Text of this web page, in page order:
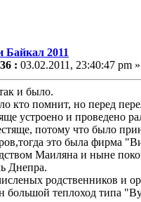
Байкал 2011
: 03.02.2011, 23:40:47 pm »
и было.
кто помнит, но перед
устроено и проведено
потому что было
это была фирма
Маиляна и ныне
Днепра.
родственников и
большой теплоход типа